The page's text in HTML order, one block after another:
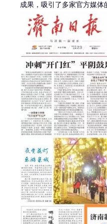
成果，吸引了多家官方媒体